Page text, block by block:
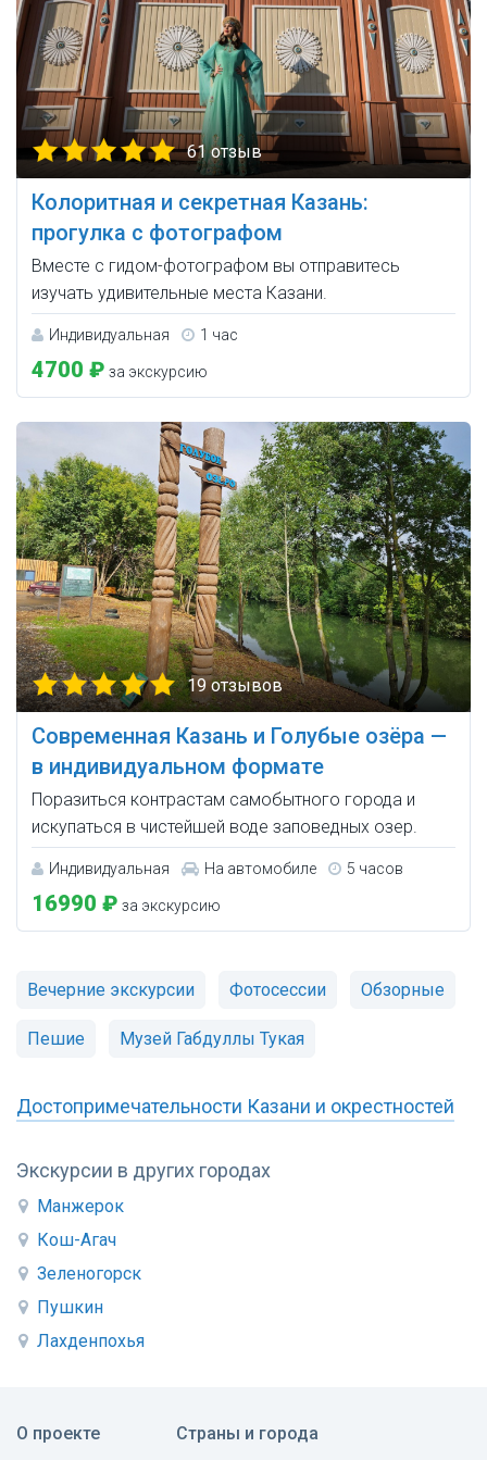
Экскурсии в других городах
Манжерок
Кош-Агач
Зеленогорск
Пушкин
Лахденпохья
61 отзыв
Колоритная и секретная Казань:
прогулка с фотографом
Вместе с гидом-фотографом вы отправитесь
изучать удивительные места Казани.
Индивидуальная 1 час
4700 ₽ за экскурсию
19 отзывов
Современная Казань и Голубые озёра —
в индивидуальном формате
Поразиться контрастам самобытного города и
искупаться в чистейшей воде заповедных озер.
Индивидуальная На автомобиле 5 часов
16990 ₽ за экскурсию
Вечерние экскурсии Фотосессии Обзорные
Пешие Музей Габдуллы Тукая
Достопримечательности Казани и окрестностей
О проекте Страны и города